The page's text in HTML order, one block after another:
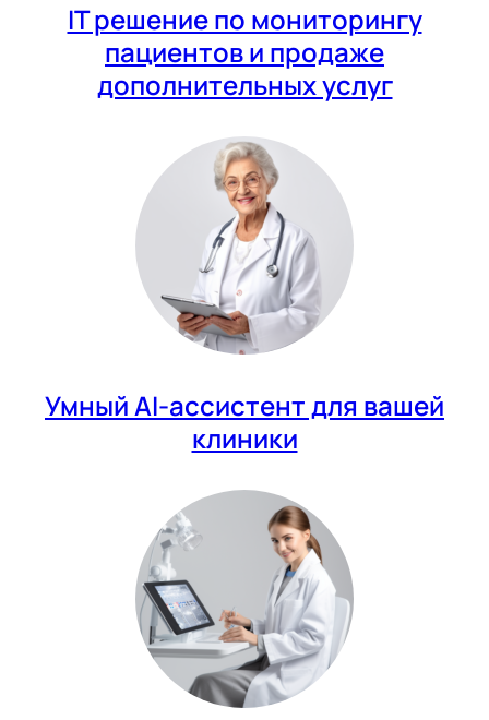
IT решение по мониторингу
пациентов и продаже
дополнительных услуг
Умный AI-ассистент для вашей
клиники